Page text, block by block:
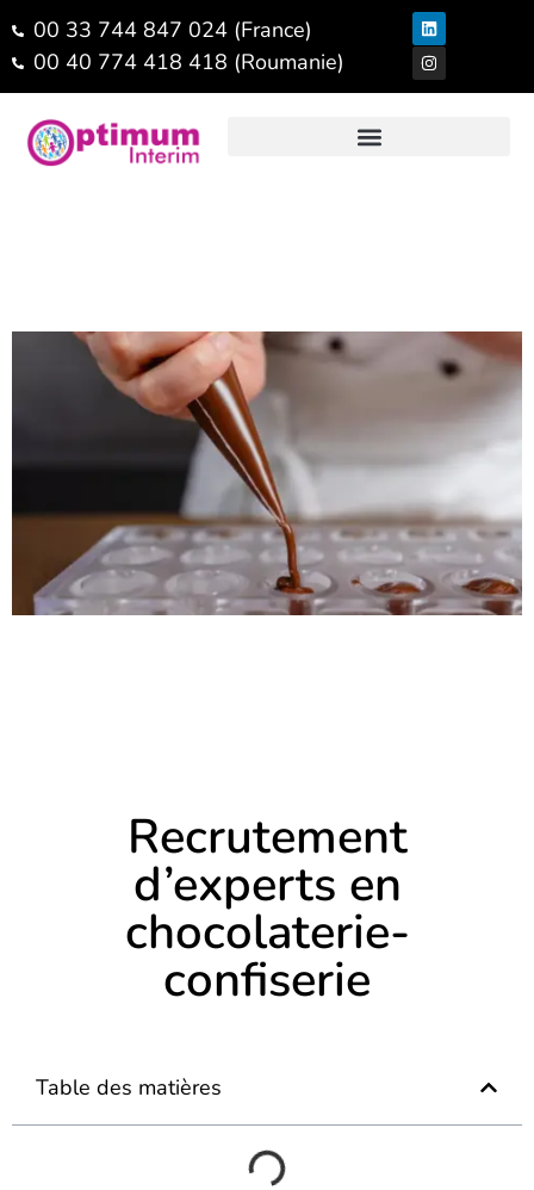
00 33 744 847 024 (France)
00 40 774 418 418 (Roumanie)
Recrutement
d’experts en
chocolaterie-
confiserie
Table des matières